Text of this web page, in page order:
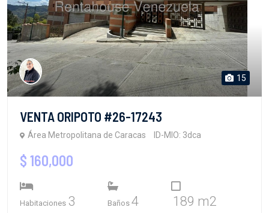
15
VENTA ORIPOTO #26-17243
Área Metropolitana de Caracas ID-MIO: 3dca
$ 160,000
Habitaciones 3 Baños 4 189 m2